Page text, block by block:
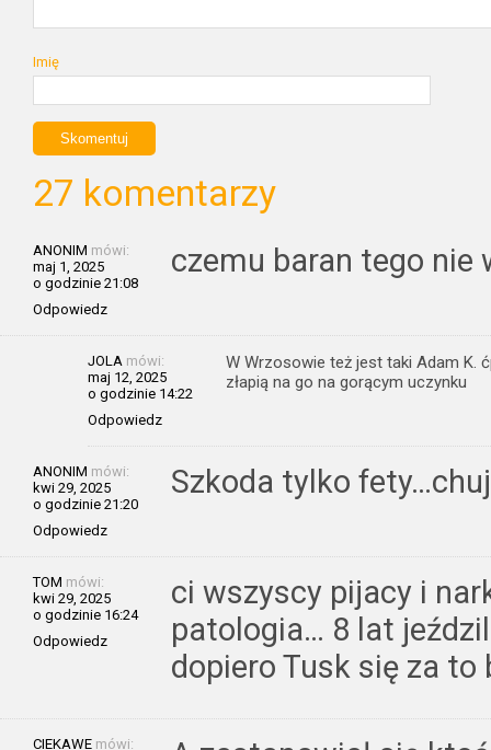
Imię
27 komentarzy
ANONIM mówi:
maj 1, 2025
o godzinie 21:08
Odpowiedz
czemu baran tego nie
JOLA mówi:
maj 12, 2025
o godzinie 14:22
Odpowiedz
W Wrzosowie też jest taki Adam K.
złapią na go na gorącym uczynku
ANONIM mówi:
kwi 29, 2025
o godzinie 21:20
Odpowiedz
Szkoda tylko
TOM mówi:
kwi 29, 2025
o godzinie 16:24
Odpowiedz
ci wszyscy pijacy i
patologia… 8 lat
dopiero Tusk się za
CIEKAWE mówi: